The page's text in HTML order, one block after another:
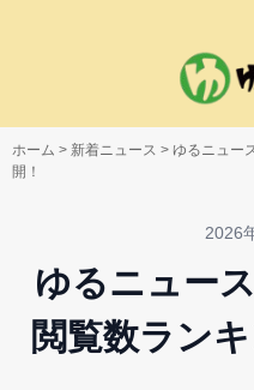
ホーム > 新着ニュース > ゆるニュー
開！
2026
ゆるニュー
閲覧数ラン